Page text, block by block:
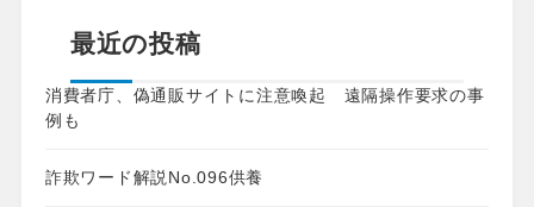
最近の投稿
消費者庁、偽通販サイトに注意喚起 遠隔操作要求の事
例も
詐欺ワード解説No.096供養